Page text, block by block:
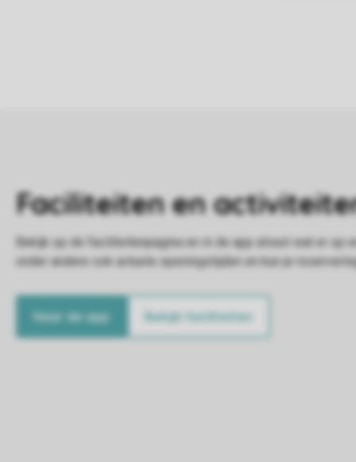
Naar de app Bekijk faciliteiten